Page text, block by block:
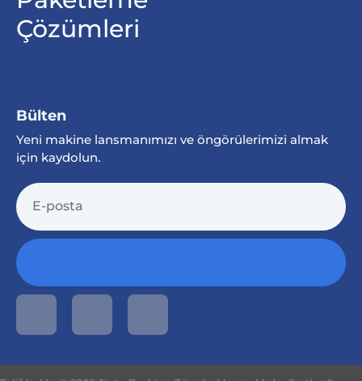
Çözümleri
Bülten
Yeni makine lansmanımızı ve öngörülerimizi almak
için kaydolun.